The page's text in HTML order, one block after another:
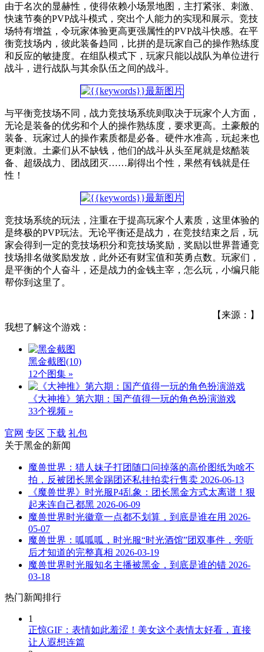
由于名次的显赫性，使得依赖小场景地图，主打紧张、刺激、
快速节奏的PVP战斗模式，突出个人能力的实现和展示。竞技
场特有增益，令玩家体验更高更强属性的PVP战斗快感。在平
衡竞技场内，彼此装备趋同，比拼的是玩家自己的操作熟练度
和反应的敏捷度。在组队模式下，玩家只能以战队为单位进行
战斗，进行战队与其余队伍之间的战斗。
与平衡竞技场不同，战力竞技场系统则取决于玩家个人方面，
无论是装备的优劣和个人的操作熟练度，要求更高。土豪般的
装备、玩家过人的操作素质都是必备。硬件水准高，玩起来也
更刺激。土豪们从不缺钱，他们的战斗从头至尾就是炫酷装
备、超级战力、团战团灭……刷得出个性，果然有钱就是任
性！
竞技场系统的玩法，注重在于提高玩家个人素质，这里体验的
是终极的PVP玩法。无论平衡还是战力，在竞技结束之后，玩
家会得到一定的竞技场积分和竞技场奖励，奖励以世界普通竞
技场排名做奖励发放，此外还有财宝值和英勇点数。玩家们，
是平衡的个人奋斗，还是战力的金钱主宰，怎么玩，小编只能
帮你到这里了。
【来源：】
我想了解这个游戏：
黑金截图(10)
12个图集 »
《大神推》第六期：国产值得一玩的角色扮演游戏
33个视频 »
官网 专区 下载 礼包
关于黑金的新闻
魔兽世界：猎人妹子打团随口问掉落的高价图纸为啥不
拍，反被团长黑金踢团还私挂拍卖行售卖 2026-06-13
《魔兽世界》时光服P4乱象：团长黑金方式太离谱！狠
起来连自己都黑 2026-06-09
魔兽世界时光徽章一点都不划算，到底是谁在用 2026-
05-07
魔兽世界：呱呱呱，时光服“时光酒馆”团双事件，旁听
后才知道的完整真相 2026-03-19
魔兽世界时光服知名主播被黑金，到底是谁的错 2026-
03-18
热门新闻排行
1
正惊GIF：表情如此羞涩！美女这个表情太好看，直接
让人遐想连篇